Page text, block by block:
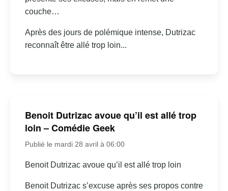
couche…
Après des jours de polémique intense, Dutrizac
reconnaît être allé trop loin...
Benoit Dutrizac avoue qu’il est allé trop
loin – Comédie Geek
Publié le mardi 28 avril à 06:00
Benoit Dutrizac avoue qu’il est allé trop loin
Benoit Dutrizac s’excuse après ses propos contre